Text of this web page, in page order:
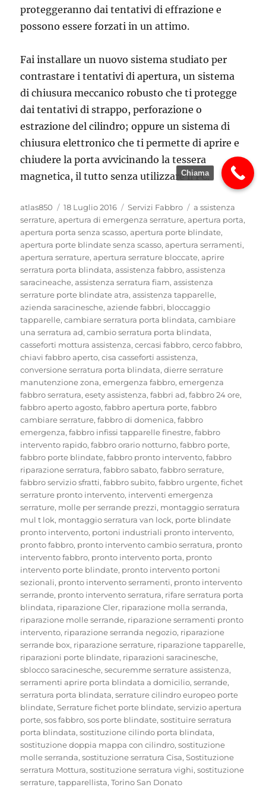
proteggeranno dai tentativi di effrazione e
possono essere forzati in un attimo.
Fai installare un nuovo sistema studiato per
contrastare i tentativi di apertura, un sistema
di chiusura meccanico robusto che ti protegge
dai tentativi di strappo, perforazione o
estrazione del cilindro; oppure un sistema di
chiusura elettronico che ti permette di aprire e
chiudere la porta avvicinando la tessera
magnetica, il tutto senza utilizzare il PC.
Autore
atlas850
Pubblicato
il
18 Luglio 2016 Categorie
Servizi Fabbro Tag
a ssistenza
serrature,apertura di emergenza serrature,apertura porta,
apertura porta senza scasso,apertura porte blindate,
apertura porte blindate senza scasso,apertura serramenti,
apertura serrature,apertura serrature bloccate,aprire
serratura porta blindata,assistenza fabbro,assistenza
saracineache,assistenza serratura fiam,assistenza
serrature porte blindate atra,assistenza tapparelle,
azienda saracinesche,aziende fabbri, bloccaggio
tapparelle,cambiare serratura porta blindata,cambiare
una serratura ad,cambio serratura porta blindata,
casseforti mottura assistenza,cercasi fabbro,cerco fabbro,
chiavi fabbro aperto,cisa casseforti assistenza,
conversione serratura porta blindata,dierre serrature
manutenzione zona,emergenza fabbro,emergenza
fabbro serratura,esety assistenza,fabbri ad,fabbro 24 ore,
fabbro aperto agosto,fabbro apertura porte,fabbro
cambiare serrature,fabbro di domenica,fabbro
emergenza,fabbro infissi tapparelle finestre,fabbro
intervento rapido,fabbro orario notturno,fabbro porte,
fabbro porte blindate,fabbro pronto intervento,fabbro
riparazione serratura,fabbro sabato,fabbro serrature,
fabbro servizio sfratti,fabbro subito,fabbro urgente,fichet
serrature pronto intervento, interventi emergenza
serrature, molle per serrande prezzi, montaggio serratura
mul t lok, montaggio serratura van lock, porte blindate
pronto intervento, portoni industriali pronto intervento,
pronto fabbro, pronto intervento cambio serratura, pronto
intervento fabbro, pronto intervento porta, pronto
intervento porte blindate, pronto intervento portoni
sezionali, pronto intervento serramenti, pronto intervento
serrande, pronto intervento serratura, rifare serratura porta
blindata, riparazione Cler, riparazione molla serranda,
riparazione molle serrande, riparazione serramenti pronto
intervento, riparazione serranda negozio, riparazione
serrande box, riparazione serrature, riparazione tapparelle,
riparazioni porte blindate, riparazioni saracinesche,
sblocco saracinesche,securemme serrature assistenza,
serramenti aprire porta blindata a domicilio,serrande,
serratura porta blindata,serrature cilindro europeo porte
blindate,Serrature fichet porte blindate,servizio apertura
porte,sos fabbro,sos porte blindate,sostituire serratura
porta blindata,sostituzione cilindo porta blindata,
sostituzione doppia mappa con cilindro,sostituzione
molle serranda,sostituzione serratura Cisa,Sostituzione
serratura Mottura,sostituzione serratura vighi,sostituzione
serrature,tapparellista,Torino San Donato
Chiama